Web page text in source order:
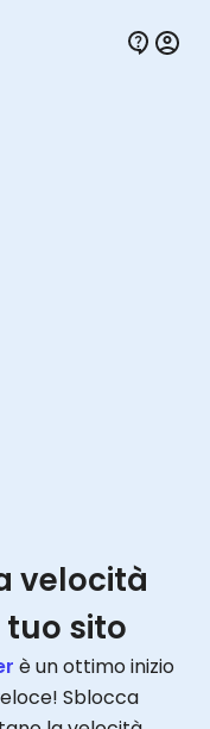
velocità
tuo sito
è un ottimo inizio
Sblocca